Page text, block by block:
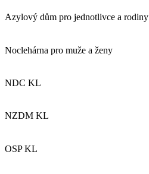
Azylový dům pro jednotlivce a rodiny
Noclehárna pro muže a ženy
NDC KL
NZDM KL
OSP KL